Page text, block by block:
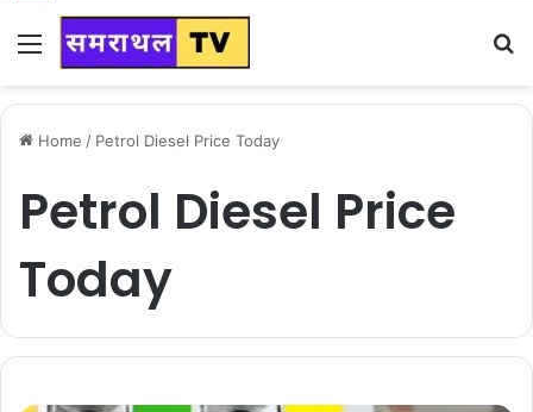
Menu
Home / Petrol Diesel Price Today
Petrol Diesel Price
Today